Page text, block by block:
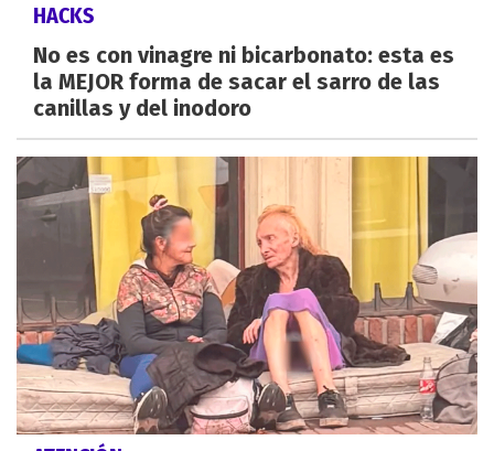
HACKS
No es con vinagre ni bicarbonato: esta es
la MEJOR forma de sacar el sarro de las
canillas y del inodoro